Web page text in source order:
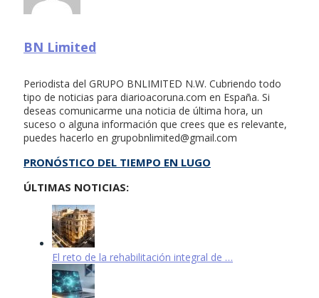
BN Limited
Periodista del GRUPO BNLIMITED N.W. Cubriendo todo
tipo de noticias para diarioacoruna.com en España. Si
deseas comunicarme una noticia de última hora, un
suceso o alguna información que crees que es relevante,
puedes hacerlo en grupobnlimited@gmail.com
PRONÓSTICO DEL TIEMPO EN LUGO
ÚLTIMAS NOTICIAS:
El reto de la rehabilitación integral de …